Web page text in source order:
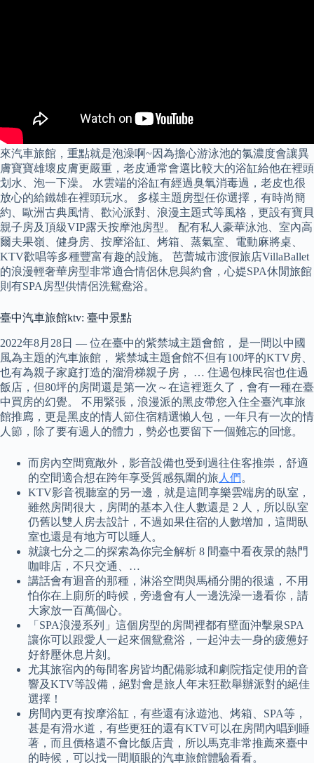
來汽車旅館，重點就是泡澡啊~因為擔心游泳池的氯濃度會讓異
膚寶寶雄壞皮膚更嚴重，老皮通常會選比較大的浴缸給他在裡頭
划水、泡一下澡。 水雲端的浴缸有經過臭氧消毒過，老皮也很
放心的給鐵雄在裡頭玩水。 多樣主題房型任你選擇，有時尚簡
約、歐洲古典風情、歡沁派對、浪漫主題式等風格，更設有寶貝
親子房及頂級VIP露天按摩池房型。 配有私人豪華泳池、室內高
爾夫果嶺、健身房、按摩浴缸、烤箱、蒸氣室、電動麻將桌、
KTV歡唱等多種豐富有趣的設施。 芭蕾城市渡假旅店VillaBallet
的浪漫輕奢華房型非常適合情侶休息與約會，心媞SPA休閒旅館
則有SPA房型供情侶洗鴛鴦浴。
臺中汽車旅館ktv: 臺中景點
2022年8月28日 — 位在臺中的紫禁城主題會館， 是一間以中國
風為主題的汽車旅館， 紫禁城主題會館不但有100坪的KTV房、
也有為親子家庭打造的溜滑梯親子房， … 住過包棟民宿也住過
飯店，但80坪的房間還是第一次～在這裡逛久了，會有一種在臺
中買房的幻覺。 不用緊張，浪漫派的黑皮帶您入住全臺汽車旅
館推廌，更是黑皮的情人節住宿精選懶人包，一年只有一次的情
人節，除了要有過人的體力，勢必也要留下一個難忘的回憶。
而房內空間寬敞外，影音設備也受到過往住客推崇，舒適
的空間適合想在跨年享受質感氛圍的旅 人們 。
KTV影音視聽室的另一邊，就是這間享樂雲端房的臥室，
雖然房間很大，房間的基本入住人數還是 2 人，所以臥室
仍舊以雙人房去設計，不過如果住宿的人數增加，這間臥
室也還是有地方可以睡人。
就讓七分之二的探索為你完全解析 8 間臺中看夜景的熱門
咖啡店，不只交通、…
講話會有迴音的那種，淋浴空間與馬桶分開的很遠，不用
怕你在上廁所的時候，旁邊會有人一邊洗澡一邊看你，請
大家放一百萬個心。
「SPA浪漫系列」這個房型的房間裡都有壁面沖擊泉SPA
讓你可以跟愛人一起來個鴛鴦浴，一起沖去一身的疲憊好
好舒壓休息片刻。
尤其旅宿內的每間客房皆均配備影城和劇院指定使用的音
響及KTV等設備，絕對會是旅人年末狂歡舉辦派對的絕佳
選擇！
房間內更有按摩浴缸，有些還有泳遊池、烤箱、SPA等，
甚是有滑水道，有些更狂的還有KTV可以在房間內唱到睡
著，而且價格還不會比飯店貴，所以馬克非常推薦來臺中
的時候，可以找一間順眼的汽車旅館體驗看看。